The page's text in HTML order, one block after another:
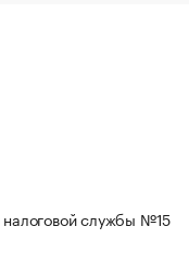
службы №15